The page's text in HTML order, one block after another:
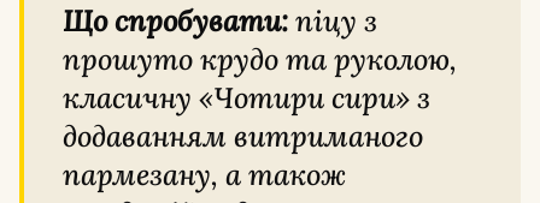
Що спробувати:піцу з
прошуто крудо та руколою,
класичну «Чотири сири» з
додаванням витриманого
пармезану, а також